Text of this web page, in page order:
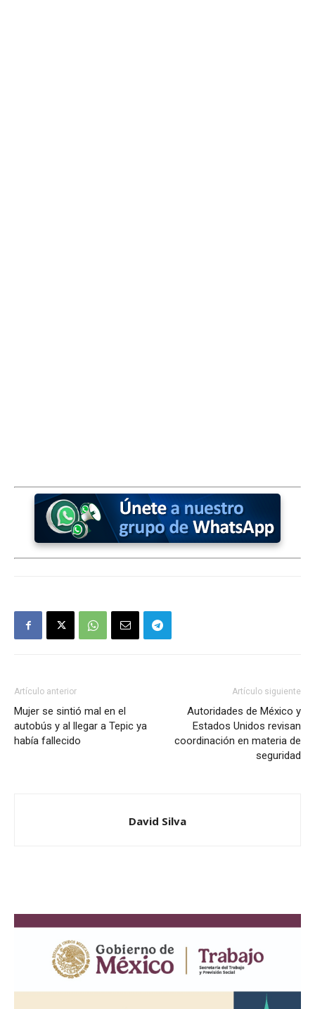
Artículo anterior
Mujer se sintió mal en el
autobús y al llegar a Tepic ya
había fallecido
Artículo siguiente
Autoridades de México y
Estados Unidos revisan
coordinación en materia de
seguridad
David Silva